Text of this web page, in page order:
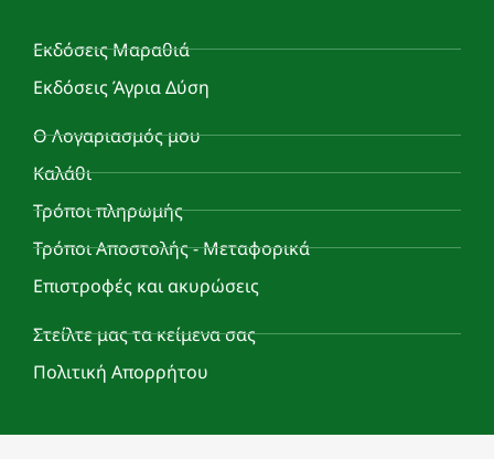
Εκδόσεις Μαραθιά
Εκδόσεις Άγρια Δύση
Ο Λογαριασμός μου
Καλάθι
Τρόποι πληρωμής
Τρόποι Αποστολής - Μεταφορικά
Επιστροφές και ακυρώσεις
Στείλτε μας τα κείμενα σας
Πολιτική Απορρήτου